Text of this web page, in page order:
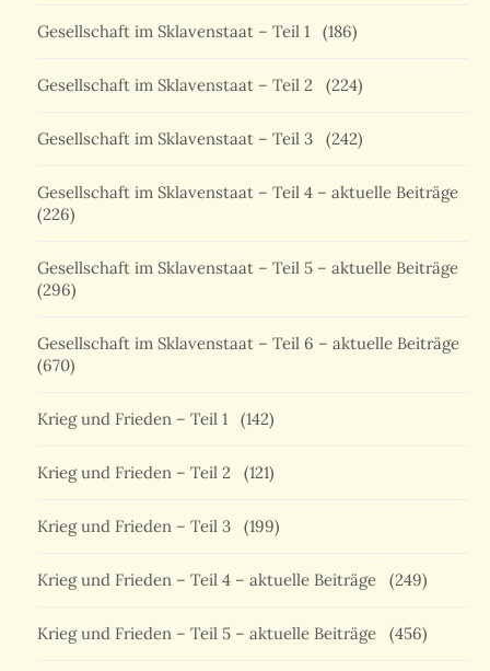
Gesellschaft im Sklavenstaat – Teil 1 (186)
Gesellschaft im Sklavenstaat – Teil 2 (224)
Gesellschaft im Sklavenstaat – Teil 3 (242)
Gesellschaft im Sklavenstaat – Teil 4 – aktuelle Beiträge
(226)
Gesellschaft im Sklavenstaat – Teil 5 – aktuelle Beiträge
(296)
Gesellschaft im Sklavenstaat – Teil 6 – aktuelle Beiträge
(670)
Krieg und Frieden – Teil 1 (142)
Krieg und Frieden – Teil 2 (121)
Krieg und Frieden – Teil 3 (199)
Krieg und Frieden – Teil 4 – aktuelle Beiträge (249)
Krieg und Frieden – Teil 5 – aktuelle Beiträge (456)